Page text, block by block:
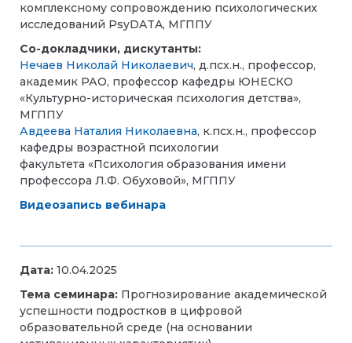
комплексному сопровождению психологических
исследований PsyDATA, МГППУ
Со-докладчики, дискутанты:
Нечаев Николай Николаевич, д.псх.н., профессор,
академик РАО, профессор кафедры ЮНЕСКО
«Культурно-историческая психология детства»,
МГППУ
Авдеева Наталия Николаевна, к.псх.н., профессор
кафедры возрастной психологии
факультета «Психология образования имени
профессора Л.Ф. Обуховой», МГППУ
Видеозапись вебинара
Дата: 10.04.2025
Тема семинара: Прогнозирование академической
успешности подростков в цифровой
образовательной среде (на основании